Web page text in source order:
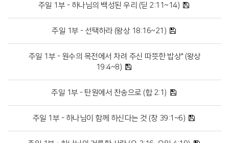
주일 1부 - 하나님의 백성된 우리 (딛 2:11~14)
주일 1부 - 선택하라 (왕상 18:16~21)
주일 1부 - 원수의 목전에서 차려 주신 따뜻한 밥상" (왕상
19:4~8)
주일 1부 - 탄원에서 찬송으로 (합 2:1)
주일 1부 - 하나님이 함께 하신다는 것 (창 39:1~6)